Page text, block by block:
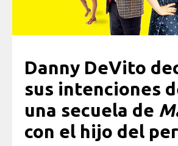
Danny DeVito
sus intenciones
una secuela de
con el hijo del